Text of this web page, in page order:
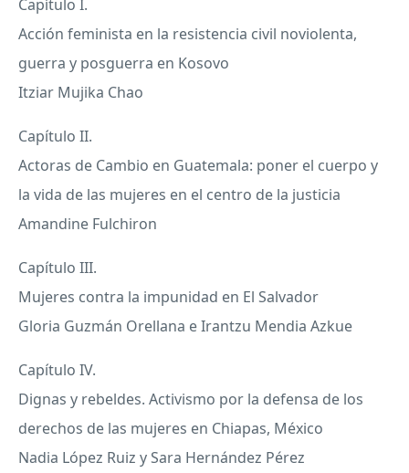
Capítulo I.
Acción feminista en la resistencia civil noviolenta,
guerra y posguerra en Kosovo
Itziar Mujika Chao
Capítulo II.
Actoras de Cambio en Guatemala: poner el cuerpo y
la vida de las mujeres en el centro de la justicia
Amandine Fulchiron
Capítulo III.
Mujeres contra la impunidad en El Salvador
Gloria Guzmán Orellana e Irantzu Mendia Azkue
Capítulo IV.
Dignas y rebeldes. Activismo por la defensa de los
derechos de las mujeres en Chiapas, México
Nadia López Ruiz y Sara Hernández Pérez